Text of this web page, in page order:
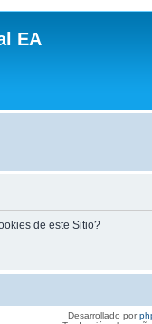
EA
de este Sitio?
Desarrollado por